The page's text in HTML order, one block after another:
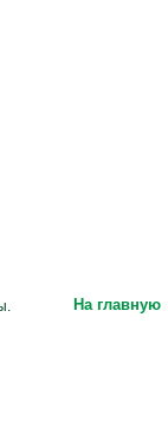
На главную